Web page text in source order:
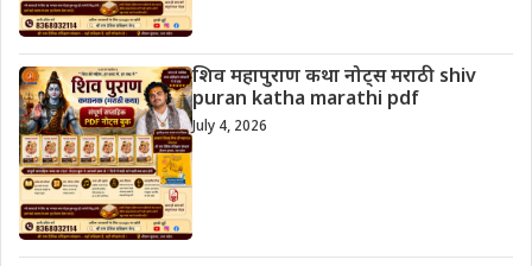
शिव महापुराण कथा नोट्स मराठी shiv
puran katha marathi pdf
July 4, 2026